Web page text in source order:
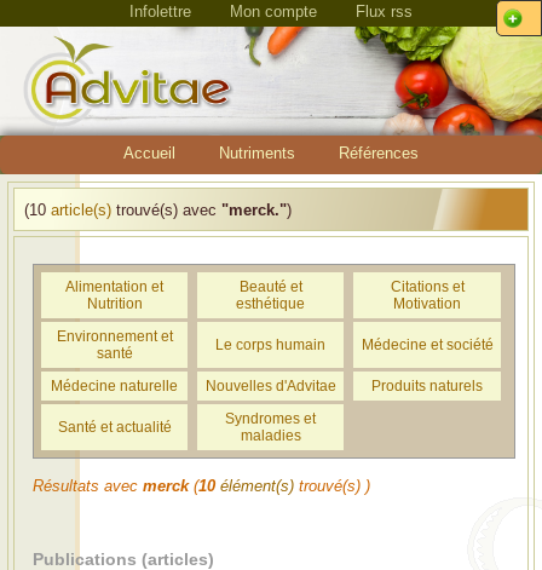
Infolettre Mon compte Flux rss
Accueil Nutriments Références
(10 article(s) trouvé(s) avec "merck.")
Alimentation et
Nutrition
Beauté et
esthétique
Citations et
Motivation
Environnement et
santé
Le corps humain Médecine et société
Médecine naturelle Nouvelles d'Advitae Produits naturels
Santé et actualité
Syndromes et
maladies
Résultats avec merck (10 élément(s) trouvé(s) )
Publications (articles)